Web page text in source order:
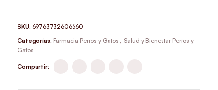
SKU:69763732606660
Categorías: Farmacia Perros y Gatos
Salud y Bienestar Perros y
Gatos
Compartir: